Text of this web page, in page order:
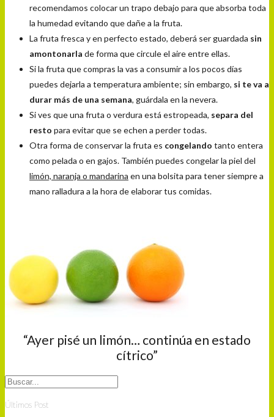
recomendamos colocar un trapo debajo para que absorba toda
la humedad evitando que dañe a la fruta.
La fruta fresca y en perfecto estado, deberá ser guardada sin
amontonarla de forma que circule el aire entre ellas.
Si la fruta que compras la vas a consumir a los pocos días
puedes dejarla a temperatura ambiente; sin embargo, si te va a
durar más de una semana, guárdala en la nevera.
Si ves que una fruta o verdura está estropeada, separa del
resto para evitar que se echen a perder todas.
Otra forma de conservar la fruta es congelando tanto entera
como pelada o en gajos. También puedes congelar la piel del
limón, naranja o mandarina en una bolsita para tener siempre a
mano ralladura a la hora de elaborar tus comidas.
“Ayer pisé un limón… continúa en estado
cítrico”
Últimos Post